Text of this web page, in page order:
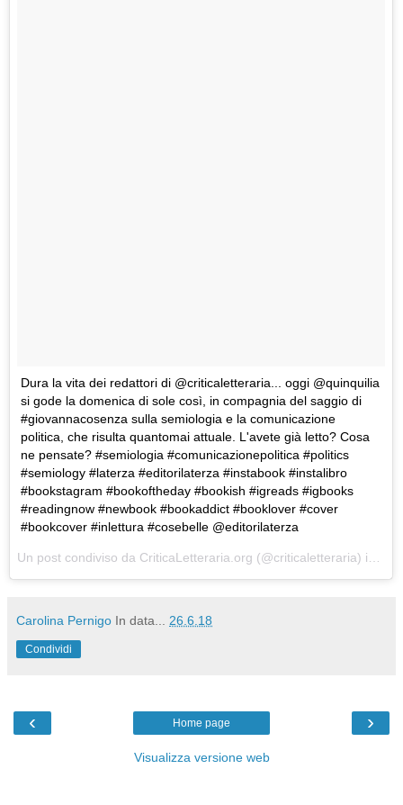
Dura la vita dei redattori di @criticaletteraria... oggi @quinquilia
si gode la domenica di sole così, in compagnia del saggio di
#giovannacosenza sulla semiologia e la comunicazione
politica, che risulta quantomai attuale. L'avete già letto? Cosa
ne pensate? #semiologia #comunicazionepolitica #politics
#semiology #laterza #editorilaterza #instabook #instalibro
#bookstagram #bookoftheday #bookish #igreads #igbooks
#readingnow #newbook #bookaddict #booklover #cover
#bookcover #inlettura #cosebelle @editorilaterza
Un post condiviso da CriticaLetteraria.org (@criticaletteraria) in data:
Carolina Pernigo In data... 26.6.18
Condividi
‹ ›
Home page
Visualizza versione web